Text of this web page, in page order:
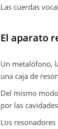
Las cuerdas
El aparato
Un metalófono,
una caja de
Del mismo
por las
Los